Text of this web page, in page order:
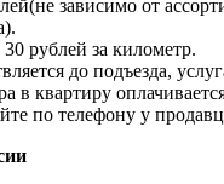
зависимо от
рублей за километр.
до подъезда,
в квартиру
по телефону у